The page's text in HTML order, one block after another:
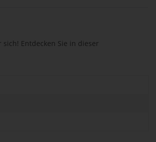
Entdecken Sie in dieser